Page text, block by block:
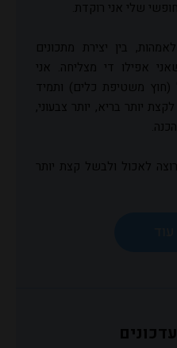
בין יצירת מתכונים
אפילו די מצליחה. אני
משטיפת כלים) ותמיד
יותר בריא, יותר צבעוני,
לאכול ולבשל קצת יותר